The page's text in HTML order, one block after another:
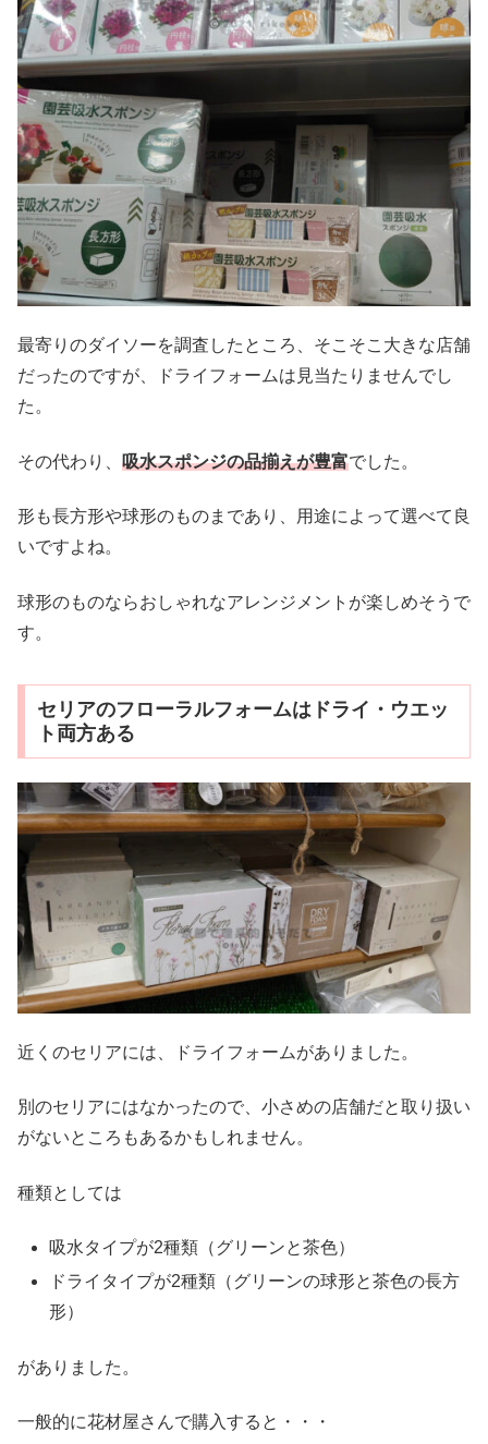
最寄りのダイソーを調査したところ、そこそこ大きな店舗
だったのですが、ドライフォームは見当たりませんでし
た。
その代わり、 吸水スポンジの品揃えが豊富でした。
形も長方形や球形のものまであり、用途によって選べて良
いですよね。
球形のものならおしゃれなアレンジメントが楽しめそうで
す。
セリアのフローラルフォームはドライ・ウエッ
ト両方ある
近くのセリアには、ドライフォームがありました。
別のセリアにはなかったので、小さめの店舗だと取り扱い
がないところもあるかもしれません。
種類としては
吸水タイプが2種類（グリーンと茶色）
ドライタイプが2種類（グリーンの球形と茶色の長方
形）
がありました。
一般的に花材屋さんで購入すると・・・